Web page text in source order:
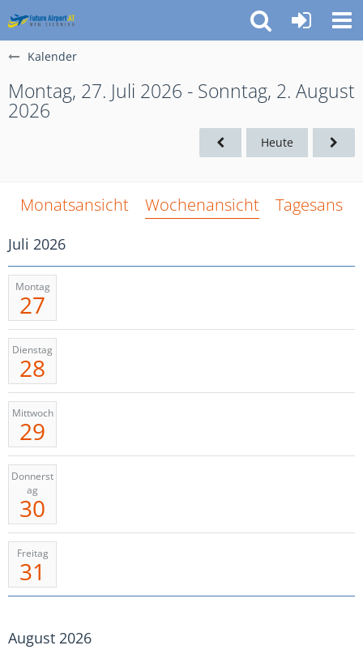
Kalender
Montag, 27. Juli 2026 - Sonntag, 2. August
2026
Heute
Monatsansicht Wochenansicht
Juli 2026
Montag
27
Dienstag
28
Mittwoch
29
Donnerst
ag
30
Freitag
31
August 2026